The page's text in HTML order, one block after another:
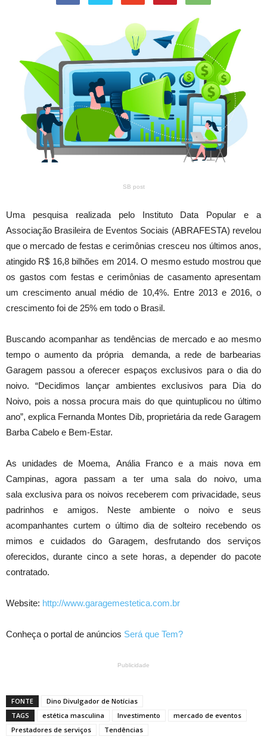
SB post
Uma pesquisa realizada pelo Instituto Data Popular e a
Associação Brasileira de Eventos Sociais (ABRAFESTA) revelou
que o mercado de festas e cerimônias cresceu nos últimos anos,
atingido R$ 16,8 bilhões em 2014. O mesmo estudo mostrou que
os gastos com festas e cerimônias de casamento apresentam
um crescimento anual médio de 10,4%. Entre 2013 e 2016, o
crescimento foi de 25% em todo o Brasil.
Buscando acompanhar as tendências de mercado e ao mesmo
tempo o aumento da própria demanda, a rede de barbearias
Garagem passou a oferecer espaços exclusivos para o dia do
noivo. “Decidimos lançar ambientes exclusivos para Dia do
Noivo, pois a nossa procura mais do que quintuplicou no último
ano”, explica Fernanda Montes Dib, proprietária da rede Garagem
Barba Cabelo e Bem-Estar.
As unidades de Moema, Anália Franco e a mais nova em
Campinas, agora passam a ter uma sala do noivo, uma
sala exclusiva para os noivos receberem com privacidade, seus
padrinhos e amigos. Neste ambiente o noivo e seus
acompanhantes curtem o último dia de solteiro recebendo os
mimos e cuidados do Garagem, desfrutando dos serviços
oferecidos, durante cinco a sete horas, a depender do pacote
contratado.
Website: http://www.garagemestetica.com.br
Conheça o portal de anúncios Será que Tem?
Publicidade
FONTE
Dino Divulgador de Notícias
TAGS
estética masculina Investimento
mercado de eventos
Prestadores de serviços
Tendências